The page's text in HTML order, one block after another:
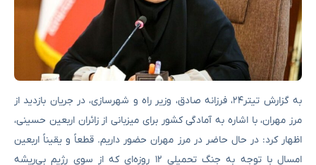
به گزارش تیتر۲۴، فرزانه صادق، وزیر راه و شهرسازی، در جریان بازدید از
مرز مهران، با اشاره به آمادگی کشور برای میزبانی از زائران اربعین حسینی،
اظهار کرد: در حال حاضر در مرز مهران حضور داریم. قطعاً و یقیناً اربعین
امسال با توجه به جنگ تحمیلی ۱۲ روزه‌ای که از سوی رژیم بی‌ریشه